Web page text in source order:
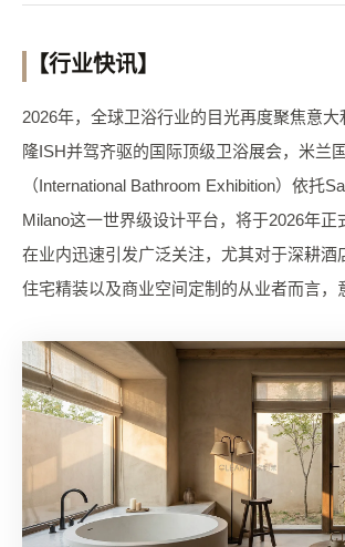
【行业快讯】
2026年，全球卫浴行业的目光再度聚焦意
隆ISH并驾齐驱的国际顶级卫浴展会，米兰
（International Bathroom Exhibition）依托
Milano这一世界级设计平台，将于2026年正
在业内迅速引发广泛关注，尤其对于深耕酒
住宅精装以及商业空间定制的从业者而言，